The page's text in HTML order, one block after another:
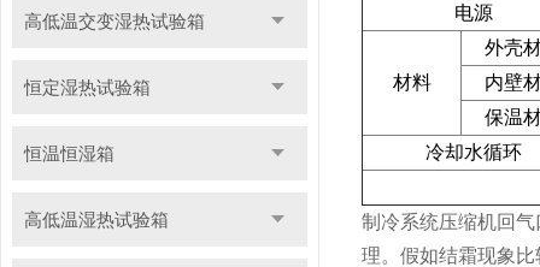
高低温交变湿热试验箱
恒定湿热试验箱
恒温恒湿箱
高低温湿热试验箱
电源
材料
外壳
内壁
保温
冷却水循环
制冷系统压缩机回
理。假如结霜现象